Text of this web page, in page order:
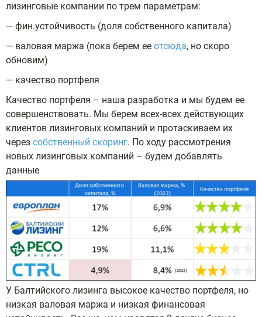
лизинговые компании по трем параметрам:
— фин.устойчивость (доля собственного капитала)
— валовая маржа (пока берем ее отсюда, но скоро
обновим)
— качество портфеля
Качество портфеля – наша разработка и мы будем ее
совершенствовать. Мы берем всех-всех действующих
клиентов лизинговых компаний и протаскиваем их
через собственный скоринг. По ходу рассмотрения
новых лизинговых компаний – будем добавлять
данные
У Балтийского лизинга высокое качество портфеля, но
низкая валовая маржа и низкая финансовая